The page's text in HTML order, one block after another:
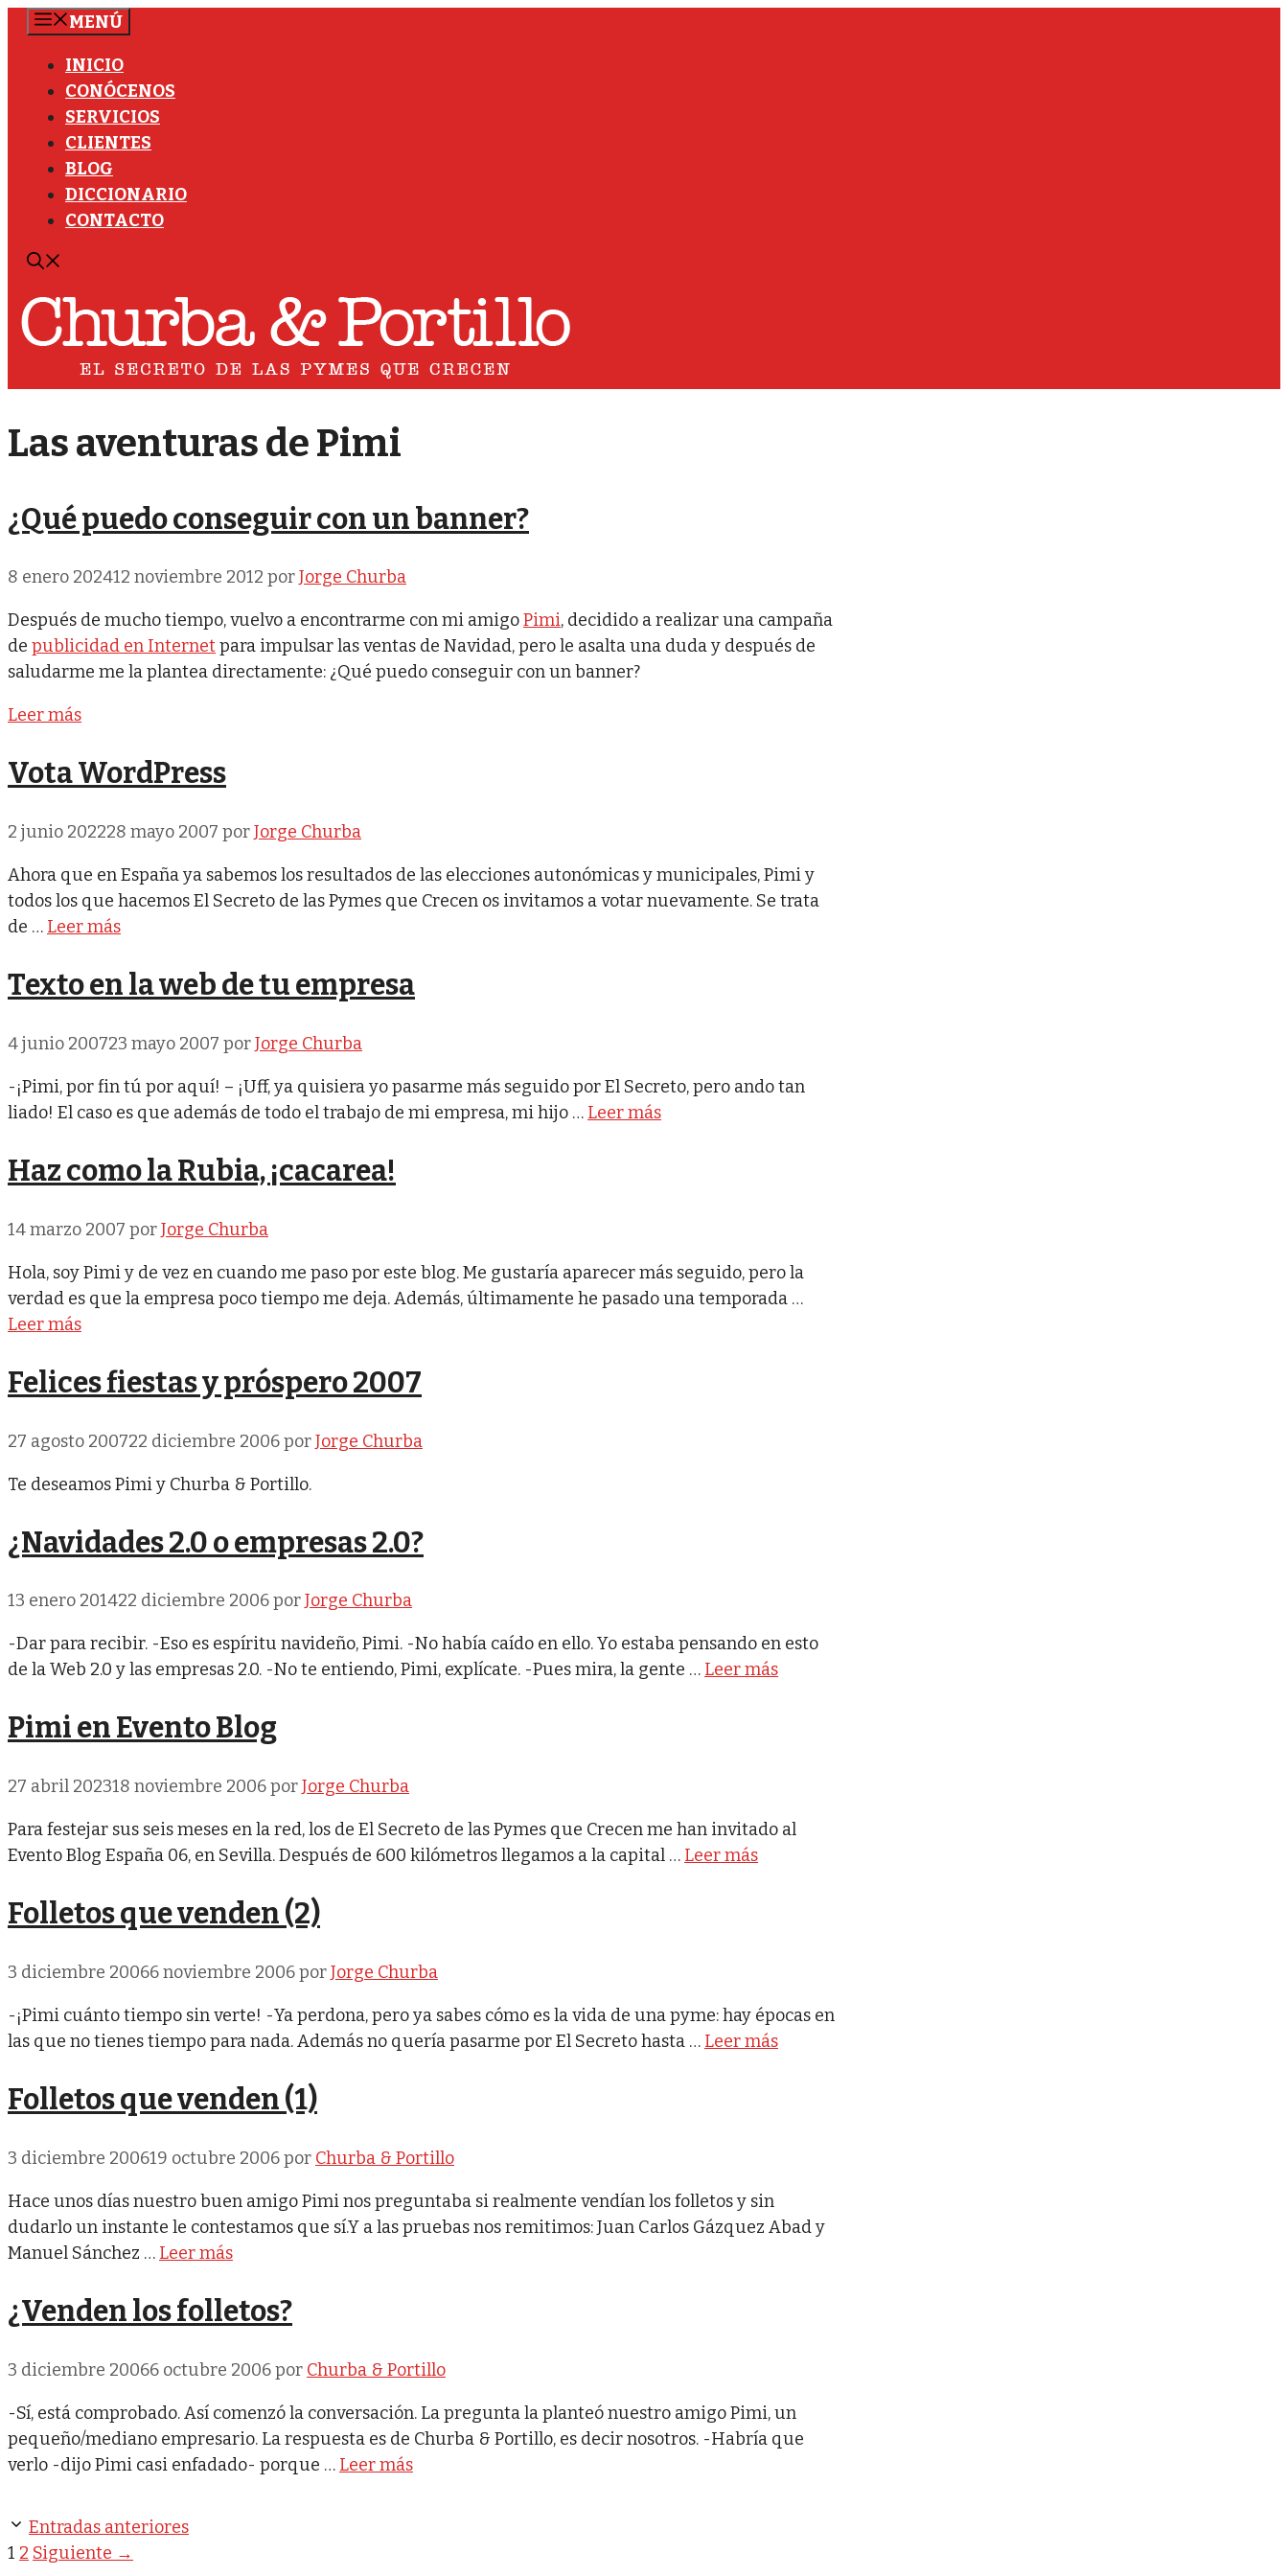
Saltar
contenido
MENÚ
INICIO
CONÓCENOS
SERVICIOS
CLIENTES
BLOG
DICCIONARIO
CONTACTO
Las aventuras de Pimi
¿Qué puedo conseguir con un banner?
8 enero 202412 noviembre 2012 porJorge Churba
Después de mucho tiempo, vuelvo a encontrarme con mi amigoPimi, decidido a realizar una campaña
de publicidad en Internetpara impulsar las ventas de Navidad, pero le asalta una duda y después de
saludarme me la plantea directamente: ¿Qué puedo conseguir con un banner?
Leer más
Vota WordPress
2 junio 202228 mayo 2007 porJorge Churba
Ahora que en España ya sabemos los resultados de las elecciones autonómicas y municipales, Pimi y
todos los que hacemos El Secreto de las Pymes que Crecen os invitamos a votar nuevamente. Se trata
de … Leer más
Texto en la web de tu empresa
4 junio 200723 mayo 2007 porJorge Churba
-¡Pimi, por fin tú por aquí! – ¡Uff, ya quisiera yo pasarme más seguido por El Secreto, pero ando tan
liado! El caso es que además de todo el trabajo de mi empresa, mi hijo … Leer más
Haz como la Rubia, ¡cacarea!
14 marzo 2007 porJorge Churba
Hola, soy Pimi y de vez en cuando me paso por este blog. Me gustaría aparecer más seguido, pero la
verdad es que la empresa poco tiempo me deja. Además, últimamente he pasado una temporada …
Leer más
Felices fiestas y próspero 2007
27 agosto 200722 diciembre 2006porJorge Churba
Te deseamos Pimi y Churba & Portillo.
¿Navidades 2.0 o empresas 2.0?
13 enero 201422 diciembre 2006porJorge Churba
-Dar para recibir. -Eso es espíritu navideño, Pimi. -No había caído en ello. Yo estaba pensando en esto
de la Web 2.0 y las empresas 2.0. -No te entiendo, Pimi, explícate. -Pues mira, la gente … Leer más
Pimi en Evento Blog
27 abril 202318 noviembre 2006porJorge Churba
Para festejar sus seis meses en la red, los de El Secreto de las Pymes que Crecen me han invitado al
Evento Blog España 06, en Sevilla. Después de 600 kilómetros llegamos a la capital … Leer más
Folletos que venden (2)
3 diciembre 20066 noviembre 2006porJorge Churba
-¡Pimi cuánto tiempo sin verte! -Ya perdona, pero ya sabes cómo es la vida de una pyme: hay épocas en
las que no tienes tiempo para nada. Además no quería pasarme por El Secreto hasta … Leer más
Folletos que venden (1)
3 diciembre 200619 octubre 2006por Churba & Portillo
Hace unos días nuestro buen amigo Pimi nos preguntaba si realmente vendían los folletos y sin
dudarlo un instante le contestamos que sí.Y a las pruebas nos remitimos: Juan Carlos Gázquez Abad y
Manuel Sánchez … Leer más
¿Venden los folletos?
3 diciembre 20066 octubre 2006por Churba & Portillo
-Sí, está comprobado. Así comenzó la conversación. La pregunta la planteó nuestro amigo Pimi, un
pequeño/mediano empresario. La respuesta es de Churba & Portillo, es decir nosotros. -Habría que
verlo -dijo Pimi casi enfadado- porque … Leer más
Entradas anteriores
Página
1 Página
2 Siguiente →